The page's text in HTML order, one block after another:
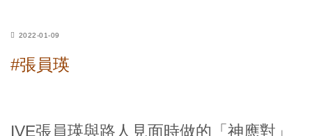
2022-01-09
#張員瑛
IVE張員瑛與路人見面時做的「神應對」